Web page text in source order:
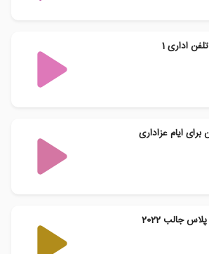
اداری 1
ایام عزاداری
جالب 2022